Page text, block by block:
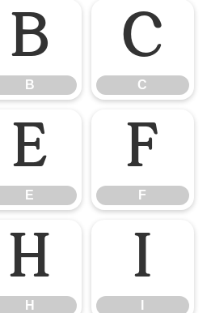
B
B
C
C
E
E
F
F
H
H
I